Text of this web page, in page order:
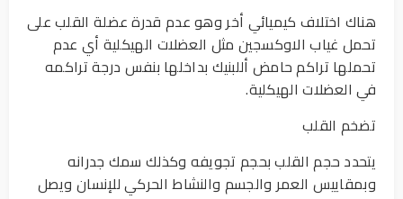
هناك اختلاف كيميائي أخر وهو عدم قدرة عضلة القلب على
تحمل غياب الاوكسجين مثل العضلات الهيكلية أي عدم
تحملها تراكم حامض أللبنيك بداخلها بنفس درجة تراكمه
في العضلات الهيكلية.
تضخم القلب
يتحدد حجم القلب بحجم تجويفه وكذلك سمك جدرانه
وبمقاييس العمر والجسم والنشاط الحركي للإنسان ويصل